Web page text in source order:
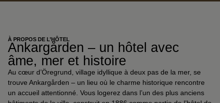
À PROPOS DE L’HÔTEL
Ankargården – un hôtel avec
âme, mer et histoire
Au cœur d’Öregrund, village idyllique à deux pas de la mer, se
trouve Ankargården – un lieu où le charme historique rencontre
un accueil attentionné. Vous logerez dans l’un des plus anciens